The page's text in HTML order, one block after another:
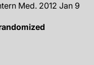
Med. 2012 Jan 9